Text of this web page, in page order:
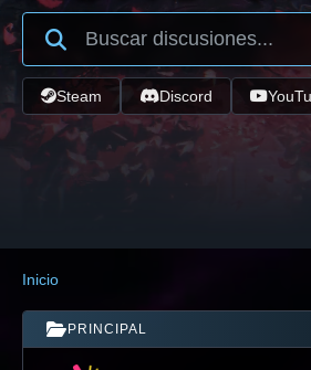
Steam Discord
Inicio
PRINCIPAL